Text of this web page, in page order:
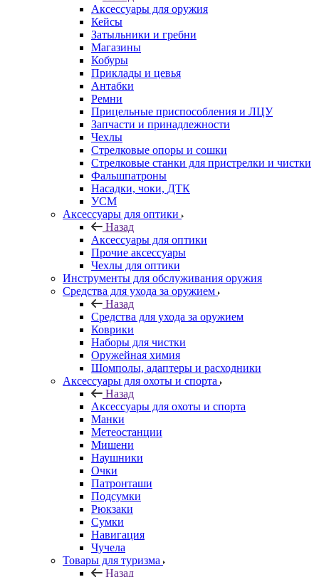
Аксессуары для оружия
Кейсы
Затыльники и гребни
Магазины
Кобуры
Приклады и цевья
Антабки
Ремни
Прицельные приспособления и ЛЦУ
Запчасти и принадлежности
Чехлы
Стрелковые опоры и сошки
Стрелковые станки для пристрелки и чистки
Фальшпатроны
Насадки, чоки, ДТК
УСМ
Аксессуары для оптики
Назад
Аксессуары для оптики
Прочие аксессуары
Чехлы для оптики
Инструменты для обслуживания оружия
Средства для ухода за оружием
Назад
Средства для ухода за оружием
Коврики
Наборы для чистки
Оружейная химия
Шомполы, адаптеры и расходники
Аксессуары для охоты и спорта
Назад
Аксессуары для охоты и спорта
Манки
Метеостанции
Мишени
Наушники
Очки
Патронташи
Подсумки
Рюкзаки
Сумки
Навигация
Чучела
Товары для туризма
Назад